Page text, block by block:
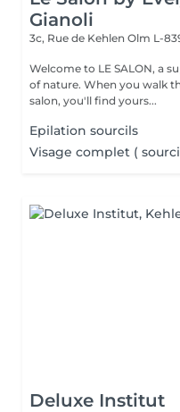
Gianoli
3c, Rue de Kehlen Olm L-
Welcome to LE SALON, a
of nature. When you walk through the doors of this beautiful
salon, you'll find yours...
Epilation sourcils
Visage complet (
Deluxe Institut